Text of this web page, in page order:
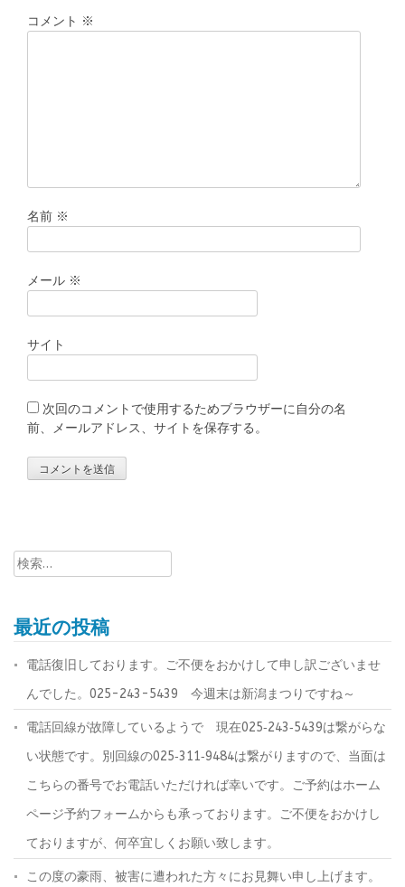
シ
コメント ※
名前 ※
メール ※
サイト
次回のコメントで使用するためブラウザーに自分の名
前、メールアドレス、サイトを保存する。
検
索:
最近の投稿
電話復旧しております。ご不便をおかけして申し訳ございませ
んでした。025-243-5439 今週末は新潟まつりですね～
電話回線が故障しているようで 現在025‐243‐5439は繋がらな
い状態です。別回線の025‐311‐9484は繋がりますので、当面は
こちらの番号でお電話いただければ幸いです。ご予約はホーム
ページ予約フォームからも承っております。ご不便をおかけし
ておりますが、何卒宜しくお願い致します。
この度の豪雨、被害に遭われた方々にお見舞い申し上げます。